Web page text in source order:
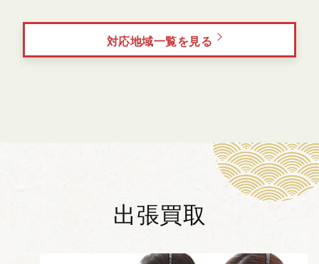
対応地域一覧を見る
出張買取